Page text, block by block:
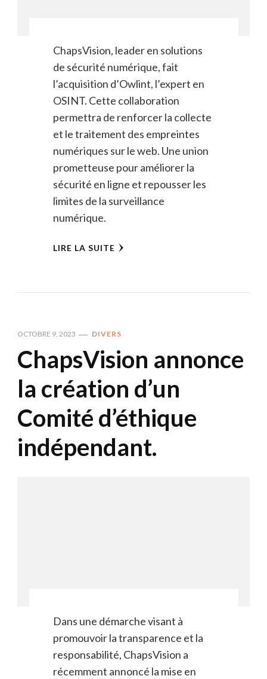
ChapsVision, leader en solutions
de sécurité numérique, fait
l’acquisition d’Owlint, l’expert en
OSINT. Cette collaboration
permettra de renforcer la collecte
et le traitement des empreintes
numériques sur le web. Une union
prometteuse pour améliorer la
sécurité en ligne et repousser les
limites de la surveillance
numérique.
LIRE LA SUITE
OCTOBRE 9, 2023 DIVERS
ChapsVision annonce
la création d’un
Comité d’éthique
indépendant.
Dans une démarche visant à
promouvoir la transparence et la
responsabilité, ChapsVision a
récemment annoncé la mise en